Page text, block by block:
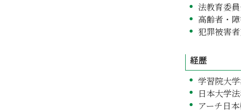
法教育委
高齢者・
犯罪被害
経歴
学習院大
日本大学
アーチ日